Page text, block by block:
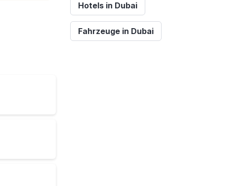
Hotels in Dubai
Fahrzeuge in Dubai